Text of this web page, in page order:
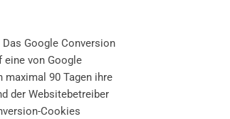
Google Conversion
eine von Google
maximal 90 Tagen ihre
der Websitebetreiber
Cookies